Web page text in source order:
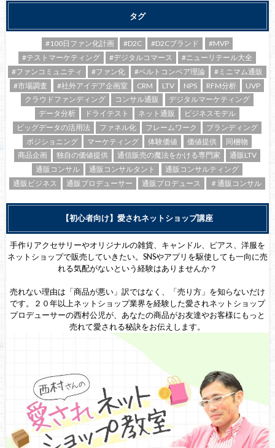
タグ
#100日ファン化計画 #D2C #D2Cブランド
#MVP
#テストマーケティング
#デジタルコマース
#ニューリテール大全
#ファンコミュニティ
#ファン化 #ベルトコンベア理論
#ミニマム通販
#市場調査
#社外アイデア企画室 CRM LTV NPS RFM分析
UVP
クラウドファンディング
コンサル通販
デジタルマーケティング
データ分析
ドライテスト ネット通販
ビジネスモデル
ビッグデータの活用法
ファネル化 フレームワーク
ブランディング
ポジショニング
マーケティング 体験価値 価値提供
同梱物
商品企画
独自の価値提供 通信販売の魔法をかける専門家
通販LTV
通販コンサル
通販コンサルタント
通販コンサルティング
通販ビジネス
通販プロデューサー 通販プロデュース ＃通販コンサル
【初心者向け】愛されネットショップ講座
手作りアクセサリーやオリジナルの雑貨、キャンドル、ピアス、洋服を
ネットショップで販売していきたい。SNSやアプリを駆使しても一向に売
れる気配がないという経験はありませんか？
売れない理由は「商品が悪い」訳ではなく、「売り方」を知らないだけ
です。２０年以上ネットショップ業界を経験した愛されネットショップ
プロデューサーの西村公児が、あなたの商品がお友達やお客様にもっと
売れて愛される秘訣をお伝えします。